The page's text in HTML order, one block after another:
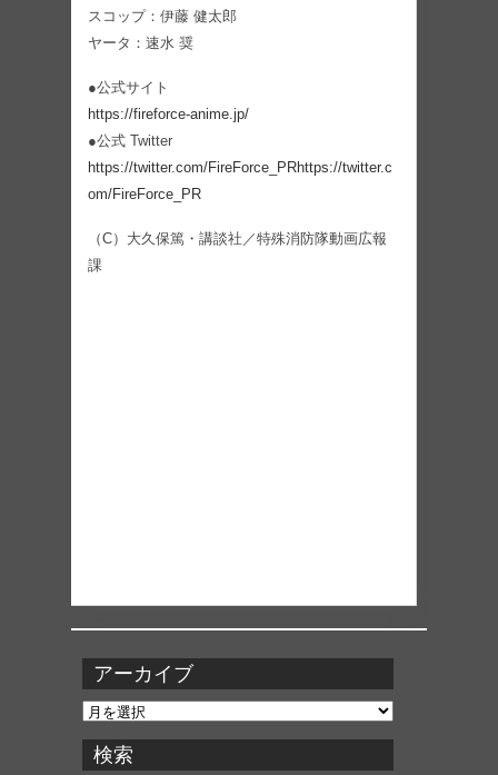
スコップ：伊藤 健太郎
ヤータ：速水 奨
●公式サイト
https://fireforce-anime.jp/
●公式 Twitter
https://twitter.com/FireForce_PRhttps://twitter.c
om/FireForce_PR
（C）大久保篤・講談社／特殊消防隊動画広報
課
アーカイブ
ア
カ
イ
検索